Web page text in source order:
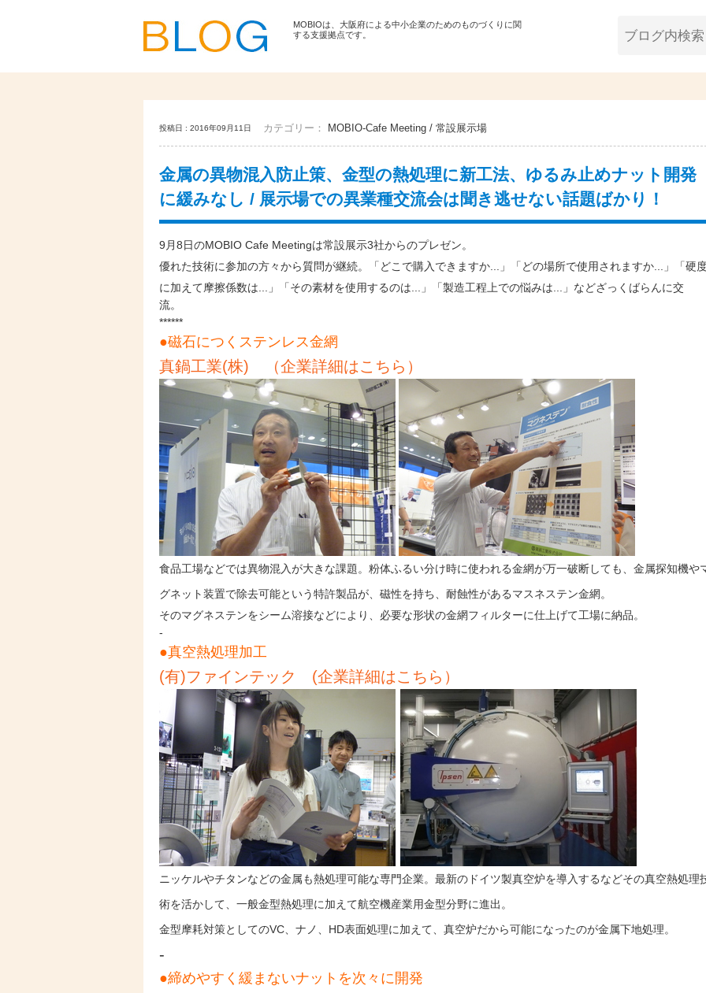
MOBIOは、大阪府による中小企業のためのものづくりに関
する支援拠点です。
投稿日 : 2016年09月11日 カテゴリー： MOBIO-Cafe Meeting / 常設展示場
金属の異物混入防止策、金型の熱処理に新工法、ゆるみ止めナット開発
に緩みなし / 展示場での異業種交流会は聞き逃せない話題ばかり！
9月8日のMOBIO Cafe Meetingは常設展示3社からのプレゼン。
優れた技術に参加の方々から質問が継続。
「どこで購入できますか...」「どの場所で使用されますか...」「硬
に加えて摩擦係数は...」「その素材を使用するのは...」「製造工程上での悩みは...」などざっくばらんに交
流。
******
●磁石につくステンレス金網
真鍋工業(株) （企業詳細はこちら）
食品工場などでは異物混入が大きな課題。粉体ふるい分け時に使われる金網が万一破断しても、金属探知機や
グネット装置で除去可能という特許製品が、磁性を持ち、耐蝕性があるマスネステン金網。
そのマグネステンをシーム溶接などにより、必要な形状の金網フィルターに仕上げて工場に納品。
-
●真空熱処理加工
(有)ファインテック (企業詳細はこちら）
ニッケルやチタンなどの金属も熱処理可能な専門企業。最新のドイツ製真空炉を導入するなどその真空熱処理
術を活かして、一般金型熱処理に加えて航空機産業用金型分野に進出。
金型摩耗対策としてのVC、ナノ、HD表面処理に加えて、真空炉だから可能になったのが金属下地処理。
-
●締めやすく緩まないナットを次々に開発